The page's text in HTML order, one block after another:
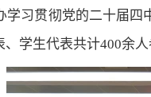
学习贯彻党的二十届
学生代表共计400余人